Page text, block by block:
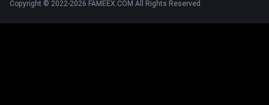
Copyright © 2022-2026 FAMEEX.COM All Rights Reserved